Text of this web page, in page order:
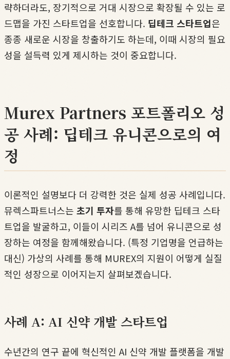
략하더라도, 장기적으로 거대 시장으로 확장될 수 있는 로
드맵을 가진 스타트업을 선호합니다. 딥테크 스타트업은
종종 새로운 시장을 창출하기도 하는데, 이때 시장의 필요
성을 설득력 있게 제시하는 것이 중요합니다.
Murex Partners 포트폴리오 성
공 사례: 딥테크 유니콘으로의 여
정
이론적인 설명보다 더 강력한 것은 실제 성공 사례입니다.
뮤렉스파트너스는 초기 투자를 통해 유망한 딥테크 스타
트업을 발굴하고, 이들이 시리즈 A를 넘어 유니콘으로 성
장하는 여정을 함께해왔습니다. (특정 기업명을 언급하는
대신) 가상의 사례를 통해 MUREX의 지원이 어떻게 실질
적인 성장으로 이어지는지 살펴보겠습니다.
사례 A: AI 신약 개발 스타트업
수년간의 연구 끝에 혁신적인 AI 신약 개발 플랫폼을 개발